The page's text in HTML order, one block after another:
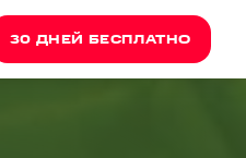
30 ДНЕЙ БЕСПЛАТНО